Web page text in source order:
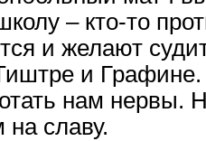
– кто-то
и желают
и
нам
на славу.